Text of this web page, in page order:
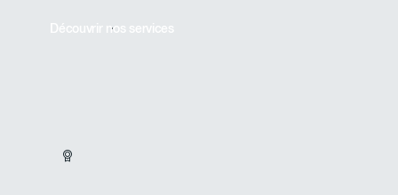
Découvrir nos services